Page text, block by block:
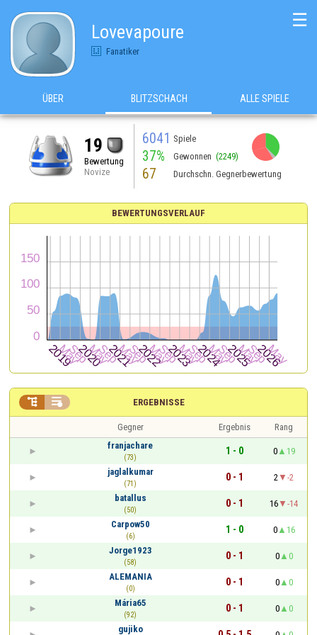
Lovevapoure
Fanatiker
☰
ÜBER BLITZSCHACH ALLE SPIELE
19
Bewertung
Novize
6041 Spiele
37% Gewonnen (2249)
67 Durchschn. Gegnerbewertung
BEWERTUNGSVERLAUF
ERGEBNISSE
 
Gegner Ergebnis
Rang
franjachare
(73)
1 - 0 0
19
jaglalkumar
(71)
0 - 1 2
-2
batallus
(50)
0 - 1 16
-14
Carpow50
(6)
1 - 0 0
16
Jorge1923
(58)
0 - 1 0
0
ALEMANIA
(0)
0 - 1 0
0
Mária65
(92)
0 - 1 0
0
gujiko